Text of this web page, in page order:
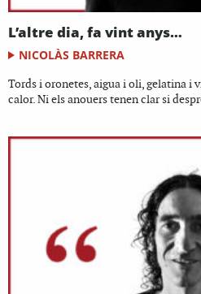
L’altre dia, fa vint anys…
NICOLÀS BARRERA
Tords i oronetes, aigua i oli, gelatina i
calor. Ni els anouers tenen clar si